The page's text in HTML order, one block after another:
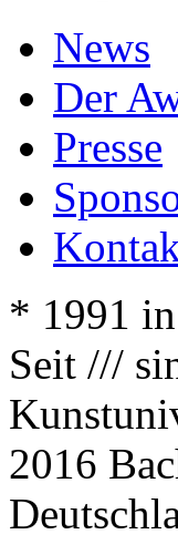
News
Der
Presse
* 1991
Seit ///
2016